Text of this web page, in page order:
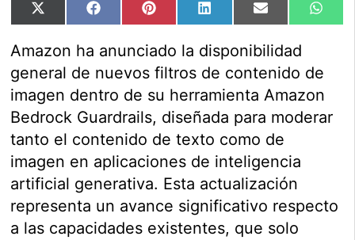
Compartir
en
X
Compartir
en
FacebookCompartir
en
PinterestCompartir
en
LinkedInCompartir
en
Email
en
Amazon ha anunciado la disponibilidad
general de nuevos filtros de contenido de
imagen dentro de su herramienta Amazon
Bedrock Guardrails, diseñada para moderar
tanto el contenido de texto como de
imagen en aplicaciones de inteligencia
artificial generativa. Esta actualización
representa un avance significativo respecto
a las capacidades existentes, que solo